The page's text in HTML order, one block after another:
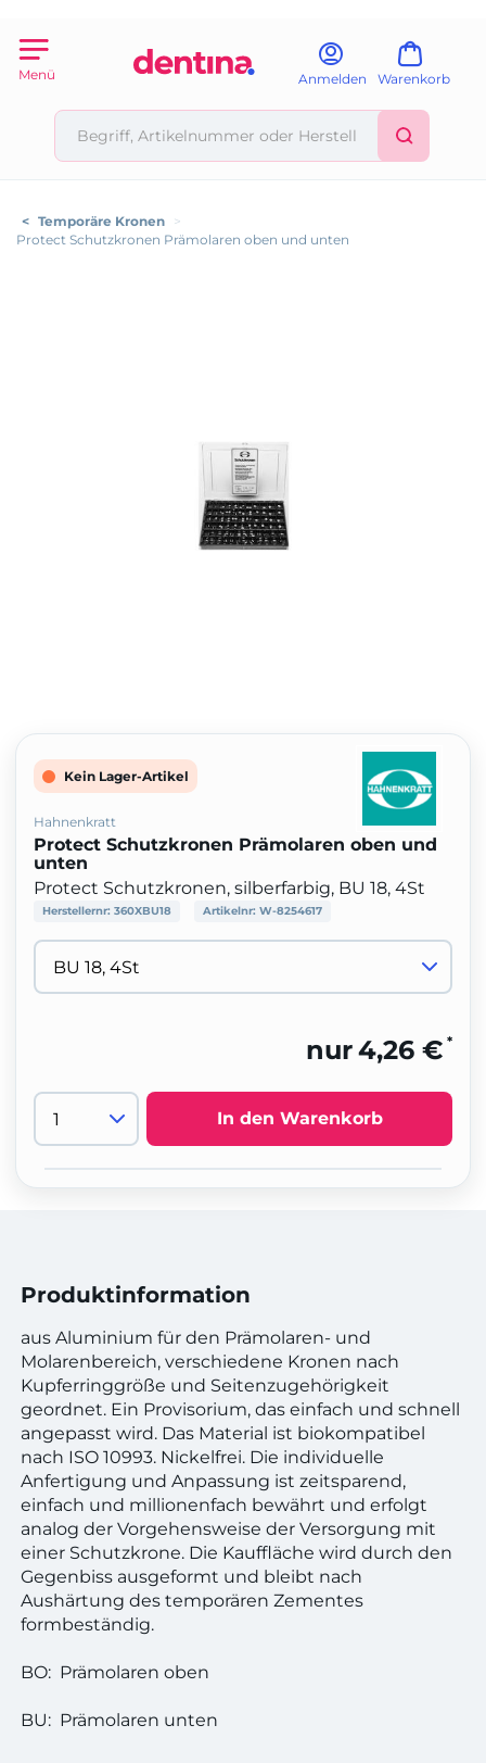
Menü Anmelden Warenkorb
< Temporäre Kronen >
Protect Schutzkronen Prämolaren oben und unten
Kein Lager-Artikel
Hahnenkratt
Protect Schutzkronen Prämolaren oben und
unten
Protect Schutzkronen, silberfarbig, BU 18, 4St
Herstellernr: 360XBU18 Artikelnr: W-8254617
nur4,26 € *
In den Warenkorb
Produktinformation
aus Aluminium für den Prämolaren- und
Molarenbereich, verschiedene Kronen nach
Kupferringgröße und Seitenzugehörigkeit
geordnet. Ein Provisorium, das einfach und schnell
angepasst wird. Das Material ist biokompatibel
nach ISO 10993. Nickelfrei. Die individuelle
Anfertigung und Anpassung ist zeitsparend,
einfach und millionenfach bewährt und erfolgt
analog der Vorgehensweise der Versorgung mit
einer Schutzkrone. Die Kauffläche wird durch den
Gegenbiss ausgeformt und bleibt nach
Aushärtung des temporären Zementes
formbeständig.
BO: Prämolaren oben
BU: Prämolaren unten